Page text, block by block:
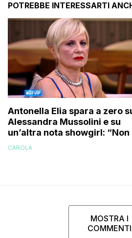
POTREBBE INTERESSARTI
Antonella Elia spara a zero
Alessandra Mussolini e su
un’altra nota showgirl: “Non
una bella donna, e nemmeno
CAROLA
MOSTRA I
COMMENTI